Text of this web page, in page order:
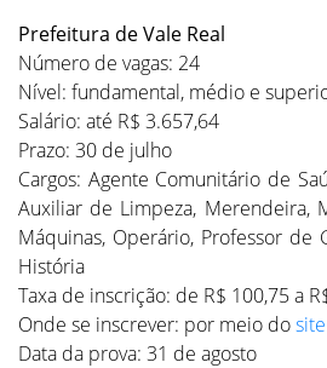
Prefeitura de Vale Real
Número de vagas: 24
Nível: fundamental, médio e
Salário: até R$ 3.657,64
Prazo: 30 de julho
Cargos: Agente Comunitário de
Auxiliar de Limpeza, Merendeira,
Máquinas, Operário, Professor de
História
Taxa de inscrição: de R$ 100,75 a
Onde se inscrever: por meio dosite
Data da prova: 31 de agosto